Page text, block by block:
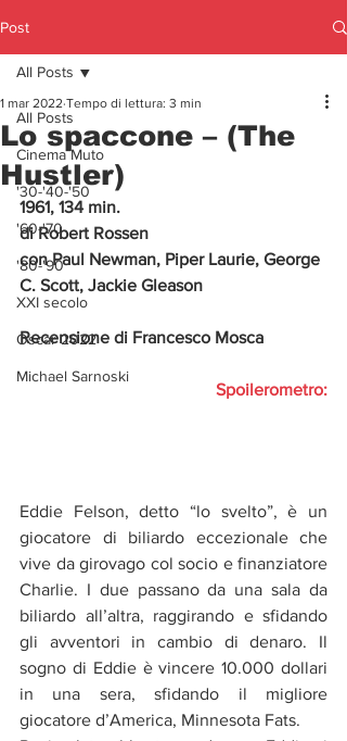
Post
All Posts
Cinema Muto
'30-'40-'50
'60-'70
'80-'90
XXI secolo
Oscar 2022
Michael Sarnoski
All Posts
Lo spaccone – (The
Hustler)
1 mar 2022 Tempo di lettura: 3 min
1961, 134 min.
di Robert Rossen
con Paul Newman, Piper Laurie, George
C. Scott, Jackie Gleason
Recensione di Francesco Mosca
Spoilerometro:
Eddie Felson, detto “lo svelto”, è un
giocatore di biliardo eccezionale che
vive da girovago col socio e finanziatore
Charlie. I due passano da una sala da
biliardo all’altra, raggirando e sfidando
gli avventori in cambio di denaro. Il
sogno di Eddie è vincere 10.000 dollari
in una sera, sfidando il migliore
giocatore d’America, Minnesota Fats.